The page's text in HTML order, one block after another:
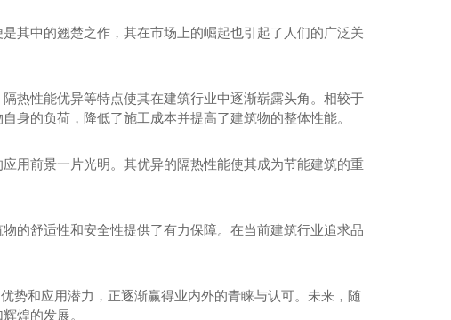
其中的翘楚之作，其在市场上的崛起也引起了人们的广泛关
热性能优异等特点使其在建筑行业中逐渐崭露头角。相较于
身的负荷，降低了施工成本并提高了建筑物的整体性能。
用前景一片光明。其优异的隔热性能使其成为节能建筑的重
的舒适性和安全性提供了有力保障。在当前建筑行业追求品
势和应用潜力，正逐渐赢得业内外的青睐与认可。未来，随
煌的发展。